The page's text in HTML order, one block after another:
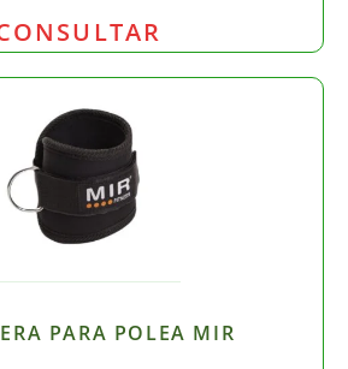
PARA POLEA MIR